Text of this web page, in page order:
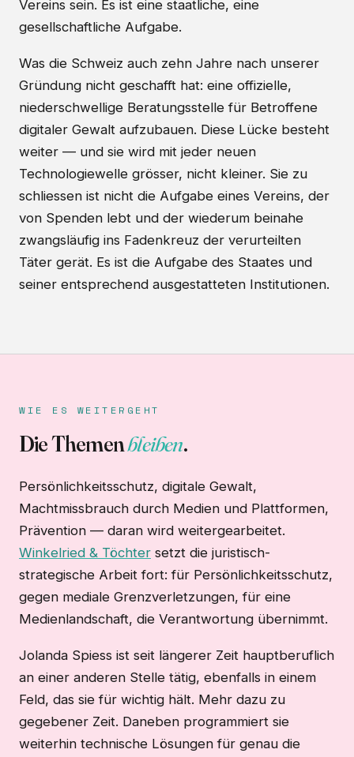
Vereins sein. Es ist eine staatliche, eine
gesellschaftliche Aufgabe.
Was die Schweiz auch zehn Jahre nach unserer
Gründung nicht geschafft hat: eine offizielle,
niederschwellige Beratungsstelle für Betroffene
digitaler Gewalt aufzubauen. Diese Lücke besteht
weiter — und sie wird mit jeder neuen
Technologiewelle grösser, nicht kleiner. Sie zu
schliessen ist nicht die Aufgabe eines Vereins, der
von Spenden lebt und der wiederum beinahe
zwangsläufig ins Fadenkreuz der verurteilten
Täter gerät. Es ist die Aufgabe des Staates und
seiner entsprechend ausgestatteten Institutionen.
WIE ES WEITERGEHT
Die Themenbleiben.
Persönlichkeitsschutz, digitale Gewalt,
Machtmissbrauch durch Medien und Plattformen,
Prävention — daran wird weitergearbeitet.
Winkelried & Töchter setzt die juristisch-
strategische Arbeit fort: für Persönlichkeitsschutz,
gegen mediale Grenzverletzungen, für eine
Medienlandschaft, die Verantwortung übernimmt.
Jolanda Spiess ist seit längerer Zeit hauptberuflich
an einer anderen Stelle tätig, ebenfalls in einem
Feld, das sie für wichtig hält. Mehr dazu zu
gegebener Zeit. Daneben programmiert sie
weiterhin technische Lösungen für genau die